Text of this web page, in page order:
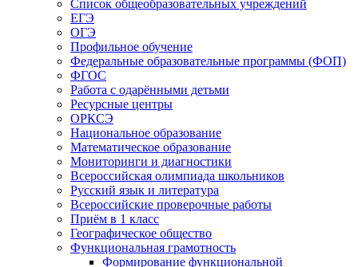
Список общеобразовательных учреждений
ЕГЭ
ОГЭ
Профильное обучение
Федеральные образовательные программы (ФОП)
ФГОС
Работа с одарёнными детьми
Ресурсные центры
ОРКСЭ
Национальное образование
Математическое образование
Мониторинги и диагностики
Всероссийская олимпиада школьников
Русский язык и литература
Всероссийские проверочные работы
Приём в 1 класс
Географическое общество
Функциональная грамотность
Формирование функциональной